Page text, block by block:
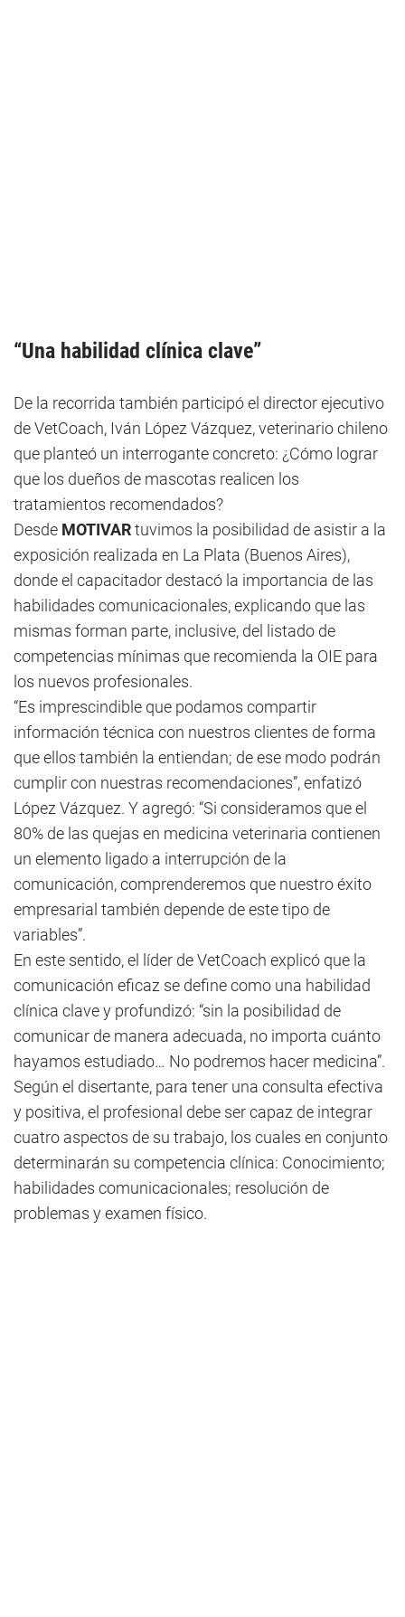
“Una habilidad clínica clave”
De la recorrida también participó el director ejecutivo
de VetCoach, Iván López Vázquez, veterinario chileno
que planteó un interrogante concreto: ¿Cómo lograr
que los dueños de mascotas realicen los
tratamientos recomendados?
Desde MOTIVARtuvimos la posibilidad de asistir a la
exposición realizada en La Plata (Buenos Aires),
donde el capacitador destacó la importancia de las
habilidades comunicacionales, explicando que las
mismas forman parte, inclusive, del listado de
competencias mínimas que recomienda la OIE para
los nuevos profesionales.
“Es imprescindible que podamos compartir
información técnica con nuestros clientes de forma
que ellos también la entiendan; de ese modo podrán
cumplir con nuestras recomendaciones”, enfatizó
López Vázquez. Y agregó: “Si consideramos que el
80% de las quejas en medicina veterinaria contienen
un elemento ligado a interrupción de la
comunicación, comprenderemos que nuestro éxito
empresarial también depende de este tipo de
variables”.
En este sentido, el líder de VetCoach explicó que la
comunicación eficaz se define como una habilidad
clínica clave y profundizó: “sin la posibilidad de
comunicar de manera adecuada, no importa cuánto
hayamos estudiado… No podremos hacer medicina”.
Según el disertante, para tener una consulta efectiva
y positiva, el profesional debe ser capaz de integrar
cuatro aspectos de su trabajo, los cuales en conjunto
determinarán su competencia clínica: Conocimiento;
habilidades comunicacionales; resolución de
problemas y examen físico.